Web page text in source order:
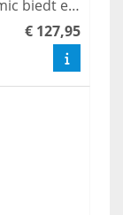
De Fonteinset Gustav L'aqua Ceramic biedt een eigentijdse uitstraling met zijn stijlvolle keramische fontein en kraan van geborsteld nikkel. Deze set is niet alleen een visueel hoogtepunt, maar ook uiterst functioneel, waardoor het een ideale keuze is voor moderne badkamers. Met zijn strakke lijnen en hoogwaardige afwerking voegt deze fonteinset een luxe touch toe aan elke ruimte.
€ 127,95